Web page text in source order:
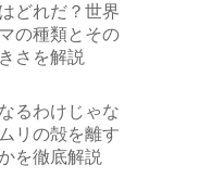
どれだ？世界
の種類とその
さを解説
るわけじゃな
リの殻を離す
を徹底解説